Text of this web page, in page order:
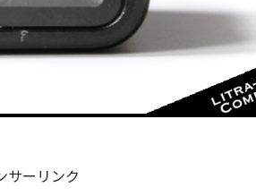
サーリンク